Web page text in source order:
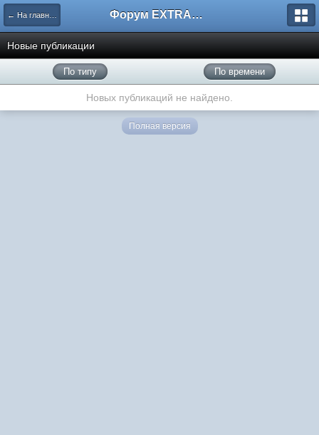
← На главную Форум EXTRACTOR.ru
Новые публикации
По типу По времени
Новых публикаций не найдено.
Полная версия